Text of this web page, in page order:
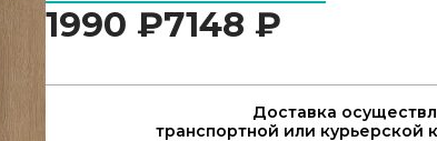
1990 ₽7148 ₽
Доставка
транспортной или курьерской